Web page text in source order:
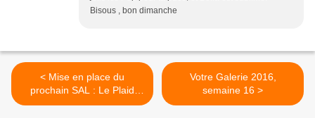
Bisous , bon dimanche
< Mise en place du
prochain SAL : Le Plaid
Patchwork de Mamigoz
Votre Galerie 2016,
semaine 16 >